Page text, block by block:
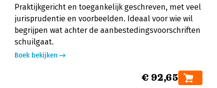
Praktijkgericht en toegankelijk geschreven, met veel
jurisprudentie en voorbeelden. Ideaal voor wie wil
begrijpen wat achter de aanbestedingsvoorschriften
schuilgaat.
Boek bekijken
€ 92,65